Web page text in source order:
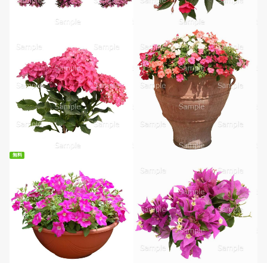
無料
無料ダウンロード